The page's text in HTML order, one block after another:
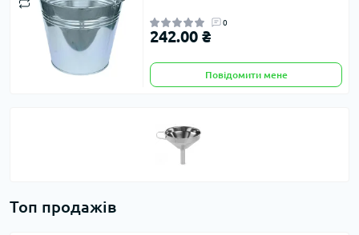
0
242.00 ₴
Повідомити мене
Топ продажів